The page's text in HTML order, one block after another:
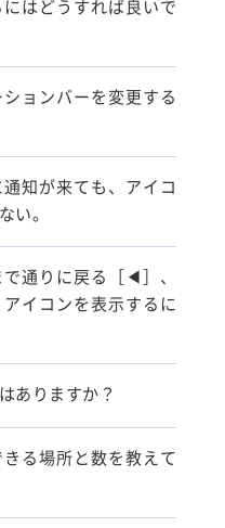
はどうすれば良いで
ョンバーを変更する
知が来ても、アイコ
い。
通りに戻る［◀］、
イコンを表示するに
ありますか？
る場所と数を教えて